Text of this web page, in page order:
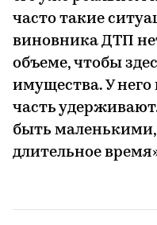
часто такие
виновника ДТП
объеме, чтобы
имущества. У
часть
быть
длительное